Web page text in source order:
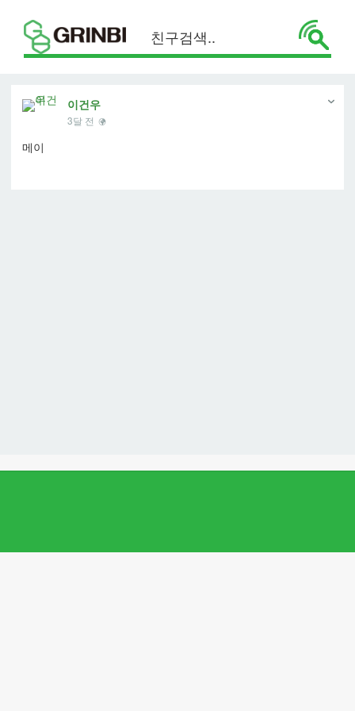
이건우
3달 전
메이